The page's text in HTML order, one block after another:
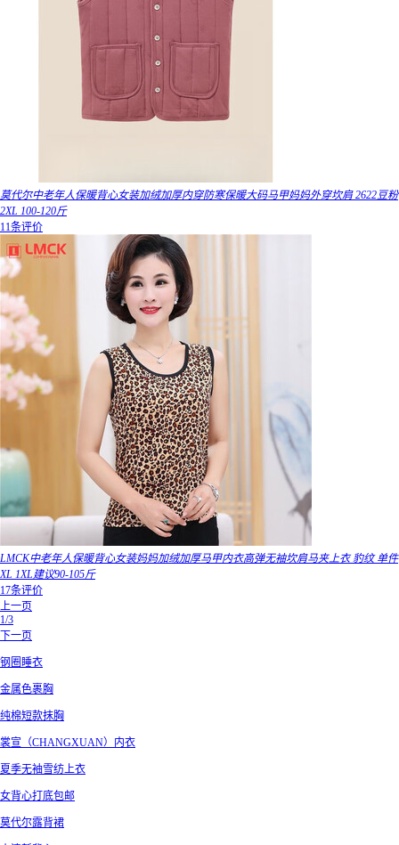
莫代尔中老年人保暖背心女装加绒加厚内穿防寒保暖大码马甲妈妈外穿坎肩 2622豆粉
2XL 100-120斤
11条评价
LMCK中老年人保暖背心女装妈妈加绒加厚马甲内衣高弹无袖坎肩马夹上衣 豹纹 单件
XL 1XL建议90-105斤
17条评价
上一页
1/3
下一页
钢圈睡衣
金属色裹胸
纯棉短款抹胸
裳宣（CHANGXUAN）内衣
夏季无袖雪纺上衣
女背心打底包邮
莫代尔露背裙